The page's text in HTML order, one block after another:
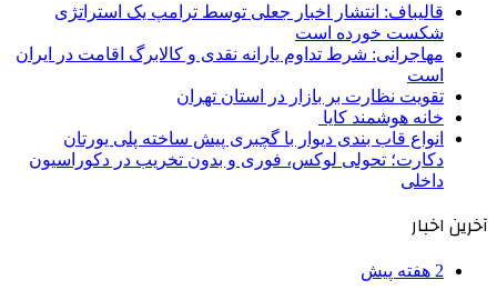
قالیباف: انتشار اخبار جعلی توسط ترامپ یک استراتژی
شکست خورده است
مهاجرانی: شرط تداوم یارانه نقدی و کالابرگ اقامت در ایران
است
تقویت نظارت بر بازار در استان تهران
خانه هوشمند کایا
انواع قاب بندی دیوار با گچبری پیش ساخته پلی یورتان
دکارت؛ تحولی لوکس، فوری و بدون تخریب در دکوراسیون
داخلی
آخرین اخبار
2 هفته پیش